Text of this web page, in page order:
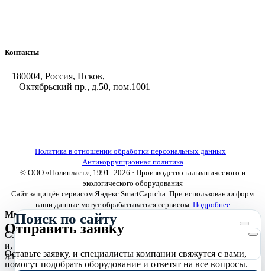
Контакты
180004, Россия, Псков,
Октябрьский пр., д.50, пом.1001
Политика в отношении обработки персональных данных ·
Антикоррупционная политика
© ООО «Полипласт», 1991–2026 · Производство гальванического и
экологического оборудования
Сайт защищён сервисом Яндекс SmartCaptcha. При использовании форм
ваши данные могут обрабатываться сервисом. Подробнее
Поиск по сайту
Отправить заявку
Оставьте заявку, и специалисты компании свяжутся с вами,
помогут подобрать оборудование и ответят на все вопросы.
Мы используем cookies
Сайт использует необходимые cookies для корректной работы
и, с вашего согласия, аналитические cookies Яндекс.Метрики
для улучшения сайта.Подробнее